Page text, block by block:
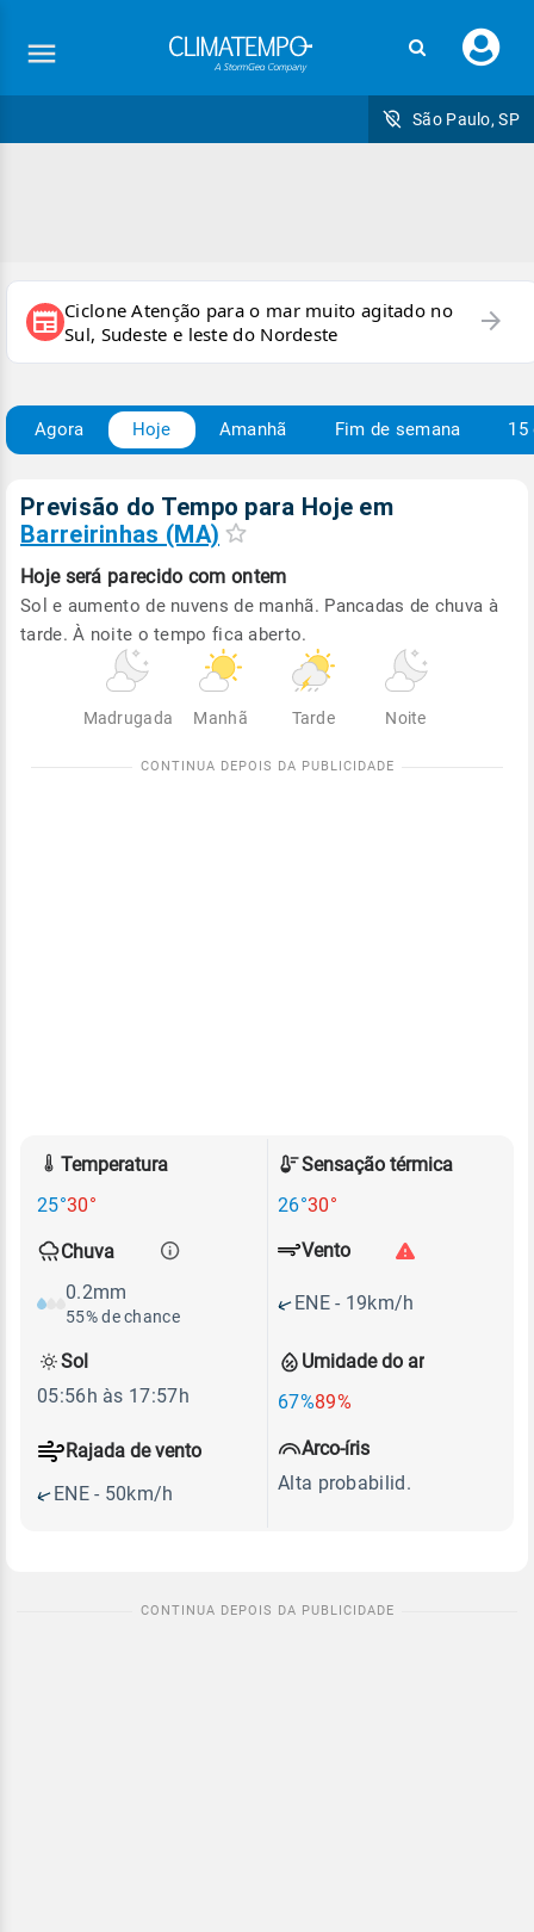
seu
São Paulo, SP
newspaper Ciclone Atenção para o mar muito agitado no
Sul, Sudeste e leste do Nordeste
arrow_forward
Agora Hoje Amanhã Fim de semana 15
Previsão do Tempo para Hoje em
Barreirinhas (MA)
Hoje será parecido com ontem
Sol e aumento de nuvens de manhã. Pancadas de chuva à
tarde. À noite o tempo fica aberto.
Madrugada Manhã Tarde Noite
Temperatura
25°30°
Sensação térmica
26°30°
Chuva
0.2mm
55% de chance
Umidade do ar
67%89%
Vento
ENE - 19km/h
Rajada de vento
ENE - 50km/h
Sol
05:56h às 17:57h
Arco-íris
Alta probabilid.